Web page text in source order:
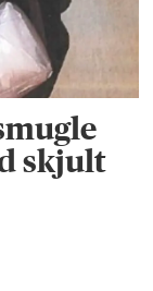
skjult